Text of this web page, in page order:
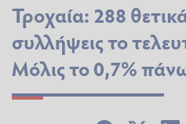
Τροχαία: 288
συλλήψεις το
Μόλις το 0,7%